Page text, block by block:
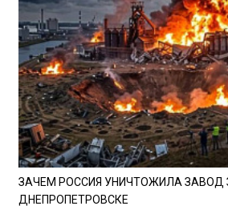
ЗАЧЕМ РОССИЯ УНИЧТОЖИЛА ЗАВОД
ДНЕПРОПЕТРОВСКЕ